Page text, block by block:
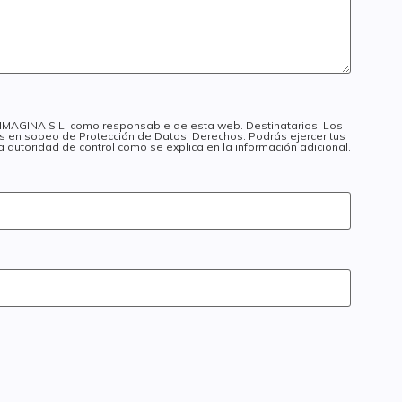
S.L. como responsable de esta web. Destinatarios: Los
sopeo de Protección de Datos. Derechos: Podrás ejercer tus
de control como se explica en la información adicional.